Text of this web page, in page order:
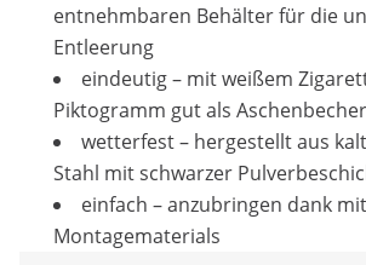
entnehmbaren Behälter für die
Entleerung
eindeutig – mit weißem
Piktogramm gut als
wetterfest – hergestellt aus
Stahl mit schwarzer
einfach – anzubringen dank
Montagematerials